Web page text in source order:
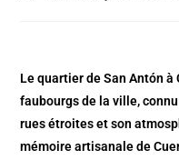
Le quartier de San Antón à
faubourgs de la ville,
rues étroites et son
mémoire artisanale de